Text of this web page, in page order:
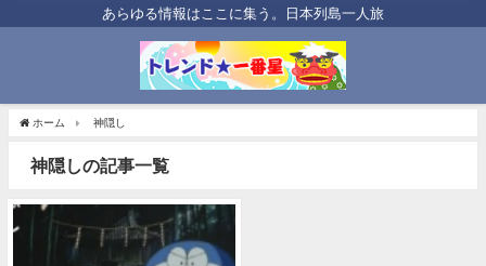
あらゆる情報はここに集う。日本列島一人旅
ホーム 神隠し
神隠しの記事一覧